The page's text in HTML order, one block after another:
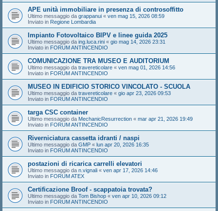
APE unità immobiliare in presenza di controsoffitto
Ultimo messaggio da grappanui « ven mag 15, 2026 08:59
Inviato in Regione Lombardia
Impianto Fotovoltaico BIPV e linee guida 2025
Ultimo messaggio da ing.luca.rini « gio mag 14, 2026 23:31
Inviato in FORUM ANTINCENDIO
COMUNICAZIONE TRA MUSEO E AUDITORIUM
Ultimo messaggio da travereticolare « ven mag 01, 2026 14:56
Inviato in FORUM ANTINCENDIO
MUSEO IN EDIFICIO STORICO VINCOLATO - SCUOLA
Ultimo messaggio da travereticolare « gio apr 23, 2026 09:53
Inviato in FORUM ANTINCENDIO
targa CSC container
Ultimo messaggio da MechanicResurrection « mar apr 21, 2026 19:49
Inviato in FORUM ANTINCENDIO
Riverniciatura cassetta idranti / naspi
Ultimo messaggio da GMP « lun apr 20, 2026 16:35
Inviato in FORUM ANTINCENDIO
postazioni di ricarica carrelli elevatori
Ultimo messaggio da n.vignali « ven apr 17, 2026 14:46
Inviato in FORUM ATEX
Certificazione Broof - scappatoia trovata?
Ultimo messaggio da Tom Bishop « ven apr 10, 2026 09:12
Inviato in FORUM ANTINCENDIO